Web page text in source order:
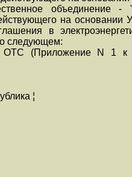
объединение -
на основании
в
следующем:
ОТС (Приложение N 1
¦